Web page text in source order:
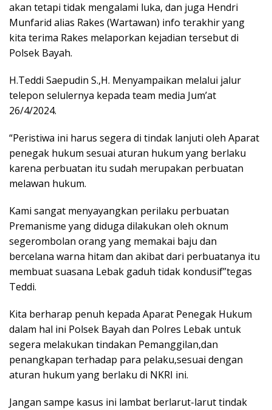
akan tetapi tidak mengalami luka, dan juga Hendri
Munfarid alias Rakes (Wartawan) info terakhir yang
kita terima Rakes melaporkan kejadian tersebut di
Polsek Bayah.
H.Teddi Saepudin S.,H. Menyampaikan melalui jalur
telepon selulernya kepada team media Jum’at
26/4/2024.
“Peristiwa ini harus segera di tindak lanjuti oleh Aparat
penegak hukum sesuai aturan hukum yang berlaku
karena perbuatan itu sudah merupakan perbuatan
melawan hukum.
Kami sangat menyayangkan perilaku perbuatan
Premanisme yang diduga dilakukan oleh oknum
segerombolan orang yang memakai baju dan
bercelana warna hitam dan akibat dari perbuatanya itu
membuat suasana Lebak gaduh tidak kondusif”tegas
Teddi.
Kita berharap penuh kepada Aparat Penegak Hukum
dalam hal ini Polsek Bayah dan Polres Lebak untuk
segera melakukan tindakan Pemanggilan,dan
penangkapan terhadap para pelaku,sesuai dengan
aturan hukum yang berlaku di NKRI ini.
Jangan sampe kasus ini lambat berlarut-larut tindak